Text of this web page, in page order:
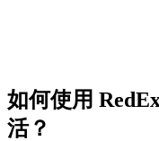
如何使用
活？